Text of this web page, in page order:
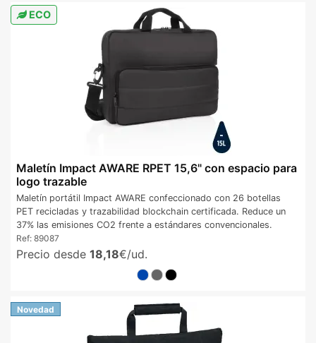
ECO
Maletín Impact AWARE RPET 15,6" con espacio para
logo trazable
Maletín portátil Impact AWARE confeccionado con 26 botellas
PET recicladas y trazabilidad blockchain certificada. Reduce un
37% las emisiones CO2 frente a estándares convencionales.
Ref: 89087
Precio desde 18,18€/ud.
Novedad